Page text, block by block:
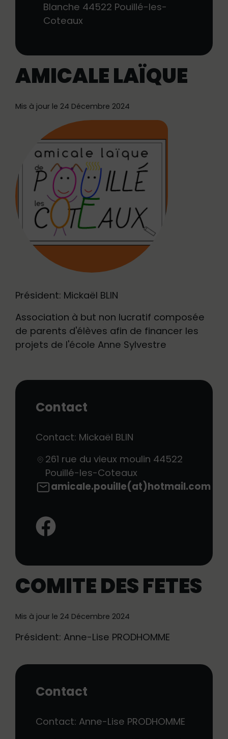
Blanche 44522 Pouillé-les-
Coteaux
AMICALE LAÏQUE
Mis à jour le 24 Décembre 2024
Président: Mickaël BLIN
Association à but non lucratif composée
de parents d'élèves afin de financer les
projets de l'école Anne Sylvestre
Contact
Contact: Mickaël BLIN
261 rue du vieux moulin 44522
Pouillé-les-Coteaux
amicale.pouille(at)hotmail.com
Facebook:
COMITE DES FETES
Mis à jour le 24 Décembre 2024
Président: Anne-Lise PRODHOMME
Contact
Contact: Anne-Lise PRODHOMME